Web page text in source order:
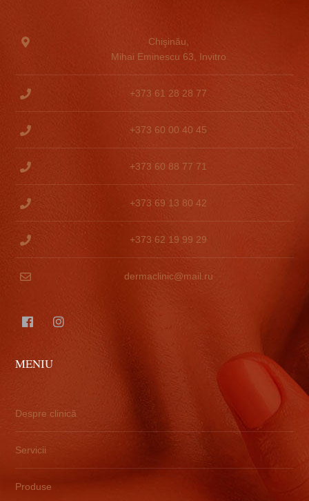
Chişinău,
Mihai Eminescu 63, Invitro
+373 61 28 28 77
+373 60 00 40 45
+373 60 88 77 71
+373 69 13 80 42
+373 62 19 99 29
dermaclinic@mail.ru
MENIU
Despre clinică
Servicii
Produse